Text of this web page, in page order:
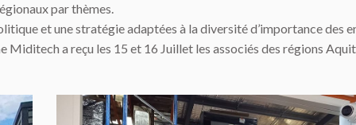
par thèmes.
et une stratégie adaptées à la diversité d’importance des
Miditech a reçu les 15 et 16 Juillet les associés des régions